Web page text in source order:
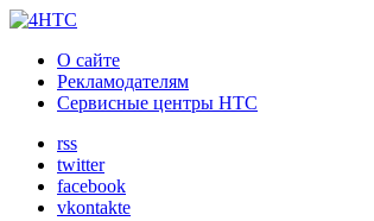
О сайте
Рекламодателям
Сервисные центры HTC
rss
twitter
facebook
vkontakte